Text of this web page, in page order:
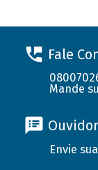
Fale
Mande
Envie